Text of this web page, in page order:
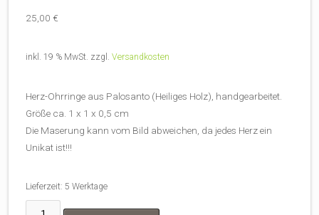
25,00 €
inkl. 19 % MwSt. zzgl. Versandkosten
Herz-Ohrringe aus Palosanto (Heiliges Holz), handgearbeitet.
Größe ca. 1 x 1 x 0,5 cm
Die Maserung kann vom Bild abweichen, da jedes Herz ein
Unikat ist!!!
Lieferzeit: 5 Werktage
Palo